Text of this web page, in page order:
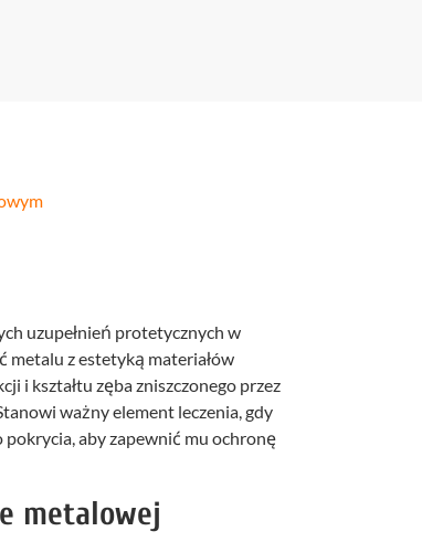
Bonding
uzupełnień protetycznych w
metalu z estetyką materiałów
i kształtu zęba zniszczonego przez
ważny element leczenia, gdy
pokrycia, aby zapewnić mu ochronę
metalowej